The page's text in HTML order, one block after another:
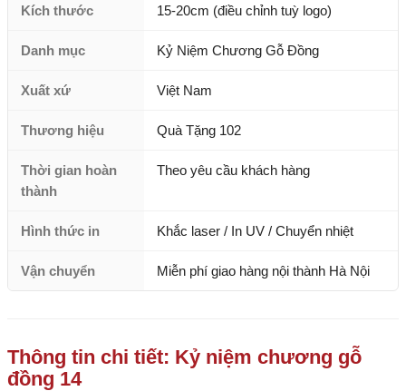
Kích thước 15-20cm (điều chỉnh tuỳ logo)
Danh mục Kỷ Niệm Chương Gỗ Đồng
Xuất xứ Việt Nam
Thương hiệu Quà Tặng 102
Thời gian hoàn
thành
Theo yêu cầu khách hàng
Hình thức in Khắc laser / In UV / Chuyển nhiệt
Vận chuyển Miễn phí giao hàng nội thành Hà Nội
Thông tin chi tiết: Kỷ niệm chương gỗ
đồng 14